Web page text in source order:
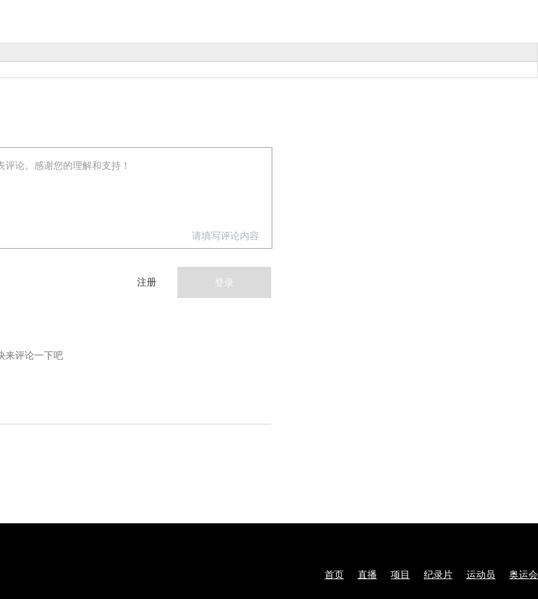
首页 直播 项目 纪录片 运动员 奥运会